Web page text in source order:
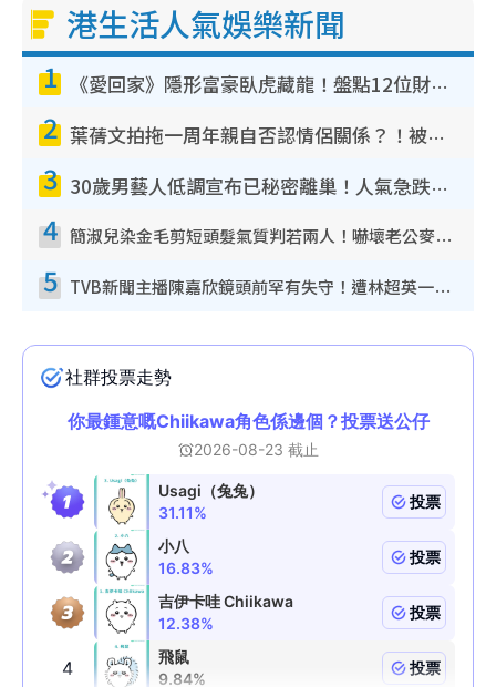
港生活人氣娛樂新聞
1 《愛回家》隱形富豪臥虎藏龍！盤點12位財氣逼人的有錢藝人：呢位靚女3億身家唔憂做
2 葉蒨文拍拖一周年親自否認情侶關係？！被質疑感情造假竟稱GM「普通同事」
3 30歲男藝人低調宣布已秘密離巢！人氣急跌變失蹤人口︰「這幾年過得並不容易」
4 簡淑兒染金毛剪短頭髮氣質判若兩人！嚇壞老公麥大力都認唔出：「你做咩事？」
5 TVB新聞主播陳嘉欣鏡頭前罕有失守！遭林超英一句說話突襲嚇親當場大笑